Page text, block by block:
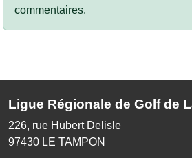
commentaires.
Ligue Régionale de Golf de
226, rue Hubert Delisle
97430 LE TAMPON